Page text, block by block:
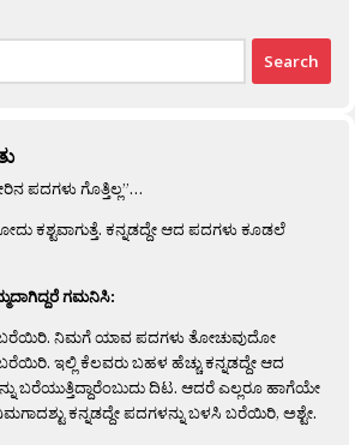
ಪದಗಳು ಗೊತ್ತಿಲ್ಲ”…
ಕಶ್ಟವಾಗುತ್ತೆ. ಕನ್ನಡದ್ದೇ ಆದ ಪದಗಳು ಕೂಡಲೆ
ಗಮನಿಸಿ:
ನಿಮಗೆ ಯಾವ ಪದಗಳು ತೋಚುವುದೋ
ಇಲ್ಲಿ ಕೆಲವರು ಬಹಳ ಹೆಚ್ಚು ಕನ್ನಡದ್ದೇ ಆದ
ಬರೆಯುತ್ತಿದ್ದಾರೆಂಬುದು ದಿಟ. ಆದರೆ ಎಲ್ಲರೂ ಹಾಗೆಯೇ
ಕನ್ನಡದ್ದೇ ಪದಗಳನ್ನು ಬಳಸಿ ಬರೆಯಿರಿ, ಅಶ್ಟೇ.